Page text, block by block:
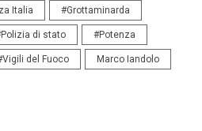
Italia #Grottaminarda
di stato #Potenza
del Fuoco Marco Iandolo